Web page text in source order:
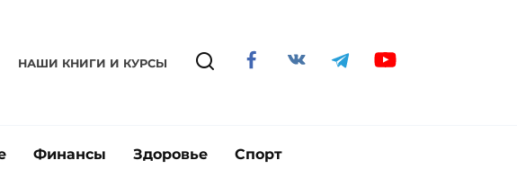
НАШИ КНИГИ И КУРСЫ
Финансы Здоровье Спорт